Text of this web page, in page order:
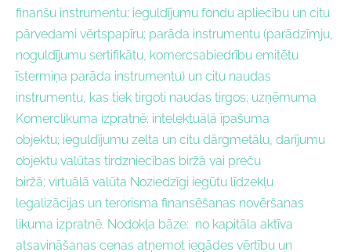
finanšu instrumentu; ieguldījumu fondu apliecību un citu
pārvedami vērtspapīru; parāda instrumentu (parādzīmju,
noguldījumu sertifikātu, komercsabiedrību emitētu
īstermiņa parāda instrumentu) un citu naudas
instrumentu, kas tiek tirgoti naudas tirgos; uzņēmuma
Komerclikuma izpratnē; intelektuālā īpašuma
objektu; ieguldījumu zelta un citu dārgmetālu, darījumu
objektu valūtas tirdzniecības biržā vai preču
biržā; virtuālā valūta Noziedzīgi iegūtu līdzekļu
legalizācijas un terorisma finansēšanas novēršanas
likuma izpratnē. Nodokļa bāze: no kapitāla aktīva
atsavināšanas cenas atņemot iegādes vērtību un